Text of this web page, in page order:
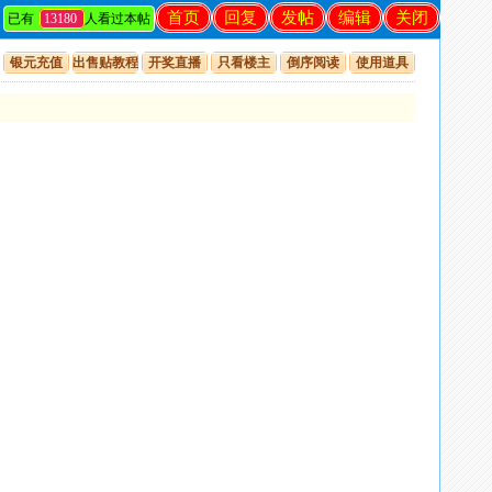
关闭
编辑
发帖
回复
首页
已有 13180 人看过本帖
银元充值 出售贴教程 开奖直播 只看楼主 倒序阅读 使用道具